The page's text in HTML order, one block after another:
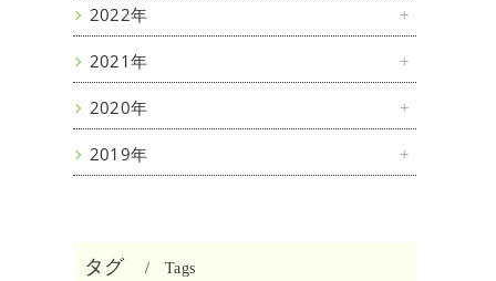
2022年
2021年
2020年
2019年
タグ Tags